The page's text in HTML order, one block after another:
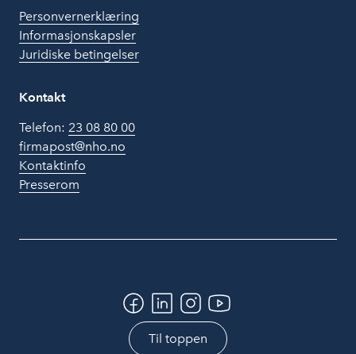
Personvernerklæring
Informasjonskapsler
Juridiske betingelser
Kontakt
Telefon: 23 08 80 00
firmapost@nho.no
Kontaktinfo
Presserom
Til toppen